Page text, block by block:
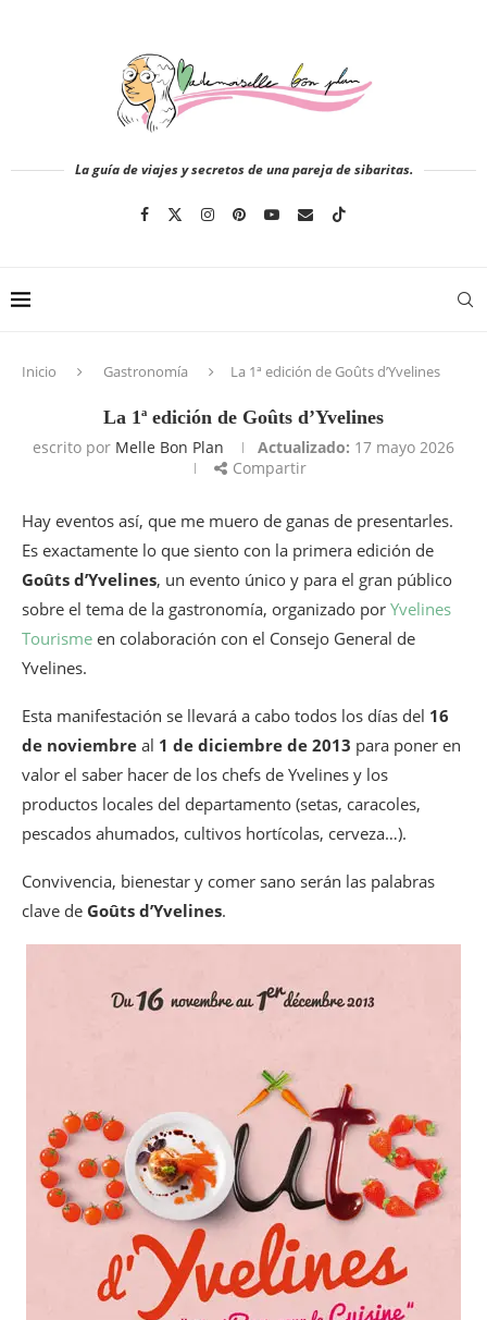
La guía de viajes y secretos de una pareja de sibaritas.
Inicio Gastronomía La 1ª edición de Goûts d’Yvelines
La 1ª edición de Goûts d’Yvelines
escrito por Melle Bon Plan Actualizado: 17 mayo 2026
Compartir
Hay eventos así, que me muero de ganas de presentarles.
Es exactamente lo que siento con la primera edición de
Goûts d’Yvelines, un evento único y para el gran público
sobre el tema de la gastronomía, organizado por Yvelines
Tourisme en colaboración con el Consejo General de
Yvelines.
Esta manifestación se llevará a cabo todos los días del 16
de noviembre al 1 de diciembre de 2013 para poner en
valor el saber hacer de los chefs de Yvelines y los
productos locales del departamento (setas, caracoles,
pescados ahumados, cultivos hortícolas, cerveza…).
Convivencia, bienestar y comer sano serán las palabras
clave de Goûts d’Yvelines.